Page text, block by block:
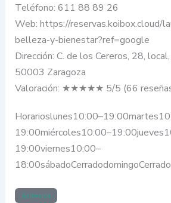
Teléfono: 611 88 89 26
Web: https://reservas.koibox.cloud/
belleza-y-bienestar?ref=google
Dirección: C. de los Cereros, 28,
50003 Zaragoza
Valoración: ★★★★★ 5/5 (66
19:00viernes10:00–
18:00sábadoCerradodomingoCerrado
Anterior